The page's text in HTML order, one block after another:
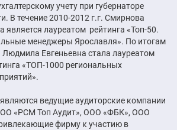
учету при губернаторе
В течение 2010-2012 г.г. Смирнова
является лауреатом рейтинга «Топ-50.
менеджеры Ярославля». По итогам
Евгеньевна стала лауреатом
«ТОП-1000 региональных
ведущие аудиторские компании
«РСМ Топ Аудит», ООО «ФБК», ООО
фирму к участию в